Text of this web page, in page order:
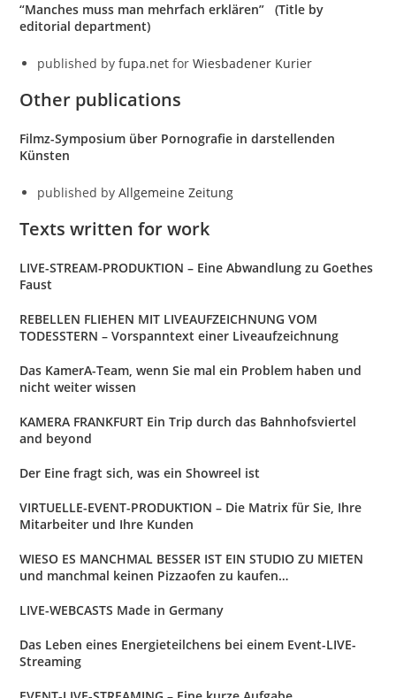
“Manches muss man mehrfach erklären” (Title by
editorial department)
published byfupa.net forWiesbadener Kurier
Other publications
Filmz-Symposium über Pornografie in darstellenden
Künsten
published byAllgemeine Zeitung
Texts written for work
LIVE-STREAM-PRODUKTION – Eine Abwandlung zu Goethes
Faust
REBELLEN FLIEHEN MIT LIVEAUFZEICHNUNG VOM
TODESSTERN – Vorspanntext einer Liveaufzeichnung
Das KamerA-Team, wenn Sie mal ein Problem haben und
nicht weiter wissen
KAMERA FRANKFURT Ein Trip durch das Bahnhofsviertel
and beyond
Der Eine fragt sich, was ein Showreel ist
VIRTUELLE-EVENT-PRODUKTION – Die Matrix für Sie, Ihre
Mitarbeiter und Ihre Kunden
WIESO ES MANCHMAL BESSER IST EIN STUDIO ZU MIETEN
und manchmal keinen Pizzaofen zu kaufen…
LIVE-WEBCASTS Made in Germany
Das Leben eines Energieteilchens bei einem Event-LIVE-
Streaming